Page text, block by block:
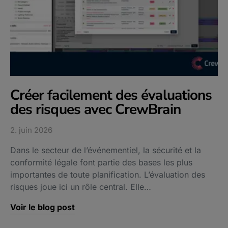
Créer facilement des évaluations
des risques avec CrewBrain
2. juin 2026
Dans le secteur de l’événementiel, la sécurité et la
conformité légale font partie des bases les plus
importantes de toute planification. L’évaluation des
risques joue ici un rôle central. Elle…
Voir le blog post